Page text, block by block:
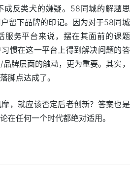
成反类犬的嫌疑。58同城的解题思
留下品牌的印记。因为对于58同城
服务平台来说，摆在其面前的课题
惯在这一平台上得到解决问题的答
牌层面的触动，更为重要。其实，
脚点达成了。
，就应该否定后者创新？答案也是
在任何一个时代都绝对适用。